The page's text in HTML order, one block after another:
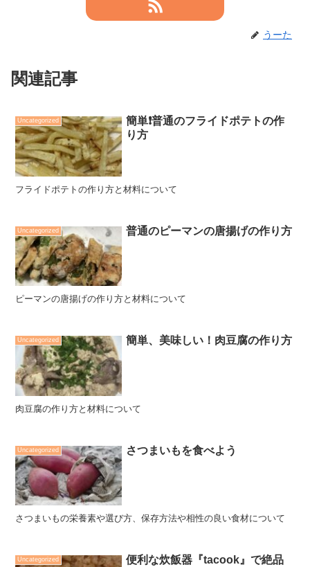
うーた
関連記事
Uncategorized
簡単❗️普通のフライドポテトの作
り方
フライドポテトの作り方と材料について
Uncategorized 普通のピーマンの唐揚げの作り方
ピーマンの唐揚げの作り方と材料について
Uncategorized 簡単、美味しい！肉豆腐の作り方
肉豆腐の作り方と材料について
Uncategorized さつまいもを食べよう
さつまいもの栄養素や選び方、保存方法や相性の良い食材について
Uncategorized
便利な炊飯器『tacook』で絶品